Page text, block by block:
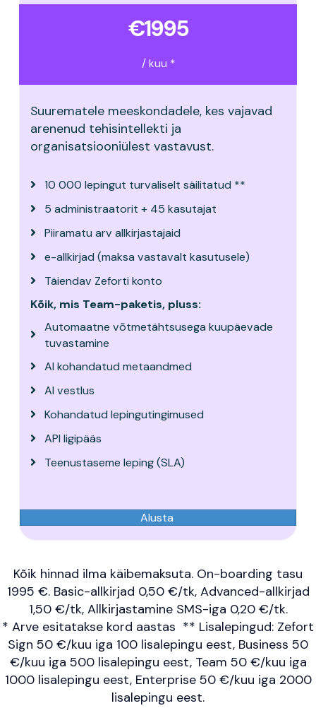
€1995
/ kuu *
Suurematele meeskondadele, kes vajavad
arenenud tehisintellekti ja
organisatsiooniülest vastavust.
10 000 lepingut turvaliselt säilitatud **
5 administraatorit + 45 kasutajat
Piiramatu arv allkirjastajaid
e-allkirjad (maksa vastavalt kasutusele)
Täiendav Zeforti konto
Kõik, mis Team-paketis, pluss:
Automaatne võtmetähtsusega kuupäevade
tuvastamine
AI kohandatud metaandmed
AI vestlus
Kohandatud lepingutingimused
API ligipääs
Teenustaseme leping (SLA)
Alusta
Kõik hinnad ilma käibemaksuta. On-boarding tasu
1995 €. Basic-allkirjad 0,50 €/tk, Advanced-allkirjad
1,50 €/tk, Allkirjastamine SMS-iga 0,20 €/tk.
* Arve esitatakse kord aastas ** Lisalepingud: Zefort
Sign 50 €/kuu iga 100 lisalepingu eest, Business 50
€/kuu iga 500 lisalepingu eest, Team 50 €/kuu iga
1000 lisalepingu eest, Enterprise 50 €/kuu iga 2000
lisalepingu eest.